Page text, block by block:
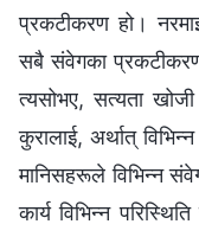
प्रकटीकरण हो।
सबै संवेगका
त्यसोभए, सत्यता खोजी
कुरालाई, अर्थात्
मानिसहरूले विभिन्‍न
कार्य विभिन्‍न